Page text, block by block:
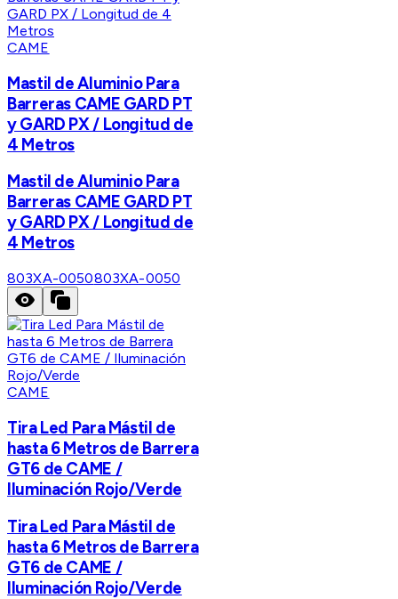
CAME
Mastil de Aluminio Para
Barreras CAME GARD PT
y GARD PX / Longitud de
4 Metros
Mastil de Aluminio Para
Barreras CAME GARD PT
y GARD PX / Longitud de
4 Metros
803XA-0050803XA-0050
CAME
Tira Led Para Mástil de
hasta 6 Metros de Barrera
GT6 de CAME /
Iluminación Rojo/Verde
Tira Led Para Mástil de
hasta 6 Metros de Barrera
GT6 de CAME /
Iluminación Rojo/Verde